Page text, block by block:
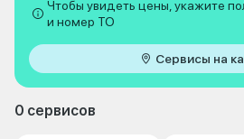
Чтобы увидеть цены, укажите
и номер ТО
Сервисы на
0 сервисов